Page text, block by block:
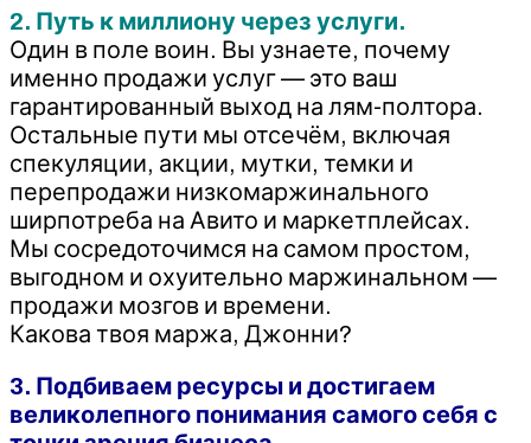
2. Путь к миллиону через услуги.
Один в поле воин. Вы узнаете, почему
именно продажи услуг — это ваш
гарантированный выход на лям-полтора.
Остальные пути мы отсечём, включая
спекуляции, акции, мутки, темки и
перепродажи низкомаржинального
ширпотреба на Авито и маркетплейсах.
Мы сосредоточимся на самом простом,
выгодном и охуительно маржинальном —
продажи мозгов и времени.
Какова твоя маржа, Джонни?
3. Подбиваем ресурсы и достигаем
великолепного понимания самого себя с